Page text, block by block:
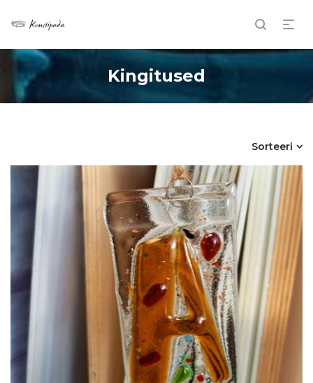
Kingitused
Sorteeri